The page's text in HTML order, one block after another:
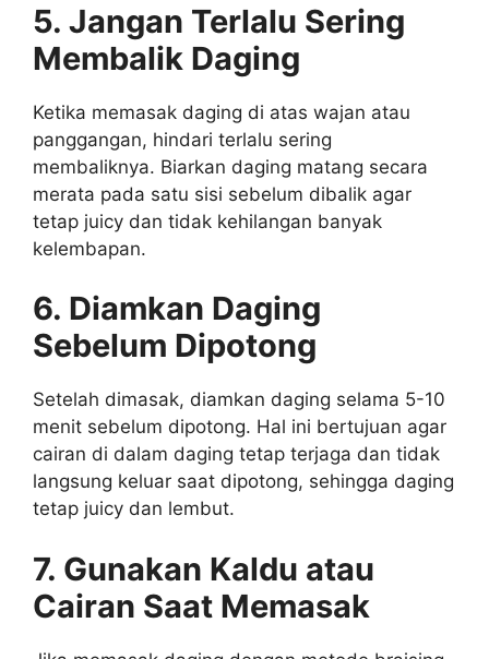
5. Jangan Terlalu Sering
Membalik Daging
Ketika memasak daging di atas wajan atau
panggangan, hindari terlalu sering
membaliknya. Biarkan daging matang secara
merata pada satu sisi sebelum dibalik agar
tetap juicy dan tidak kehilangan banyak
kelembapan.
6. Diamkan Daging
Sebelum Dipotong
Setelah dimasak, diamkan daging selama 5-10
menit sebelum dipotong. Hal ini bertujuan agar
cairan di dalam daging tetap terjaga dan tidak
langsung keluar saat dipotong, sehingga daging
tetap juicy dan lembut.
7. Gunakan Kaldu atau
Cairan Saat Memasak